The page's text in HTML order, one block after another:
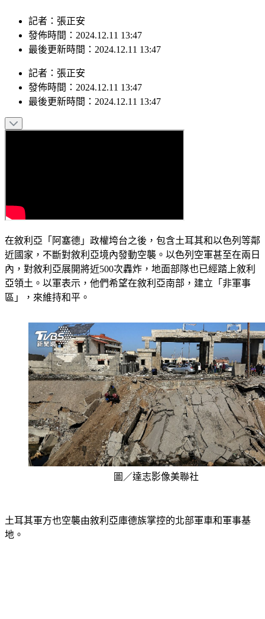
記者：張正安
發佈時間：2024.12.11 13:47
最後更新時間：2024.12.11 13:47
記者 ： 張正安
發佈時間： 2024.12.11 13:47
最後更新時間： 2024.12.11 13:47
在敘利亞「阿塞德」政權垮台之後，包含土耳其和以色列等鄰
近國家，不斷對敘利亞境內發動空襲。以色列空軍甚至在兩日
內，對敘利亞展開將近500次轟炸，地面部隊也已經踏上敘利
亞領土。以軍表示，他們希望在敘利亞南部，建立「非軍事
區」，來維持和平。
圖／達志影像美聯社
土耳其軍方也空襲由敘利亞庫德族掌控的北部軍車和軍事基
地。